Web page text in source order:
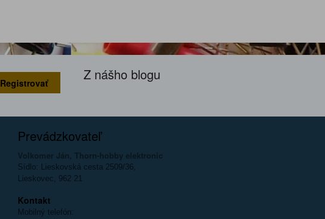
Registrovať Z nášho blogu
Prevádzkovateľ
Volkomer Ján, Thorn-hobby elektronic
Sídlo: Lieskovská cesta 2509/36,
Lieskovec, 962 21
Kontakt
Mobilný telefón: